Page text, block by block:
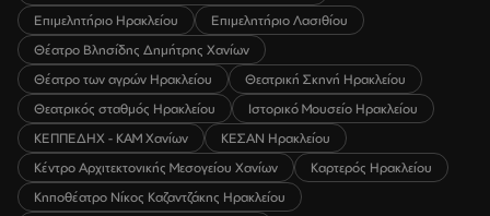
Επιμελητήριο Ηρακλείου
Επιμελητήριο Λασιθίου
Θέατρο Βλησίδης Δημήτρης Χανίων
Θέατρο των αγρών Ηρακλείου
Θεατρική Σκηνή Ηρακλείου
Θεατρικός σταθμός Ηρακλείου
Ιστορικό Μουσείο Ηρακλείου
ΚΕΠΠΕΔΗΧ - ΚΑΜ Χανίων
ΚΕΣΑΝ Ηρακλείου
Κέντρο Αρχιτεκτονικής Μεσογείου Χανίων
Καρτερός Ηρακλείου
Κηποθέατρο Νίκος Καζαντζάκης Ηρακλείου